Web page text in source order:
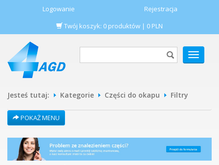
Logowanie
Rejestracja
Twój koszyk: 0 produktów | 0 PLN
POKAŻ
MENU
Jesteś tutaj: Kategorie Części do okapu Filtry
POKAŻ MENU